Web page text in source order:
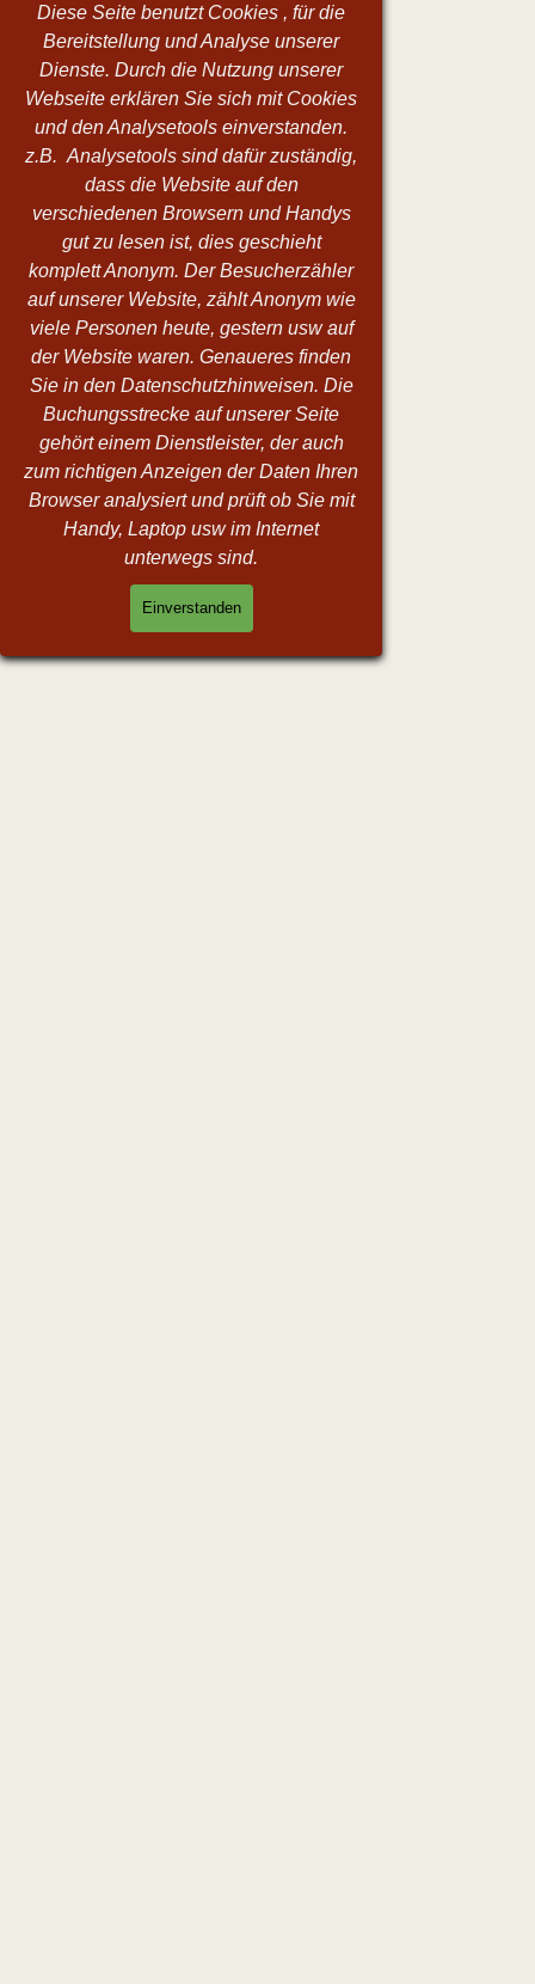
Diese Seite benutzt Cookies , für die
Bereitstellung und Analyse unserer
Dienste. Durch die Nutzung unserer
Webseite erklären Sie sich mit Cookies
und den Analysetools einverstanden.
z.B. Analysetools sind dafür zuständig,
dass die Website auf den
verschiedenen Browsern und Handys
gut zu lesen ist, dies geschieht
komplett Anonym. Der Besucherzähler
auf unserer Website, zählt Anonym wie
viele Personen heute, gestern usw auf
der Website waren. Genaueres finden
Sie in den Datenschutzhinweisen. Die
Buchungsstrecke auf unserer Seite
gehört einem Dienstleister, der auch
zum richtigen Anzeigen der Daten Ihren
Browser analysiert und prüft ob Sie mit
Handy, Laptop usw im Internet
unterwegs sind.
Einverstanden